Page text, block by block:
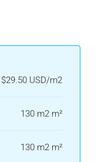
$29.50 USD/m2
130 m2 m²
130 m2 m²